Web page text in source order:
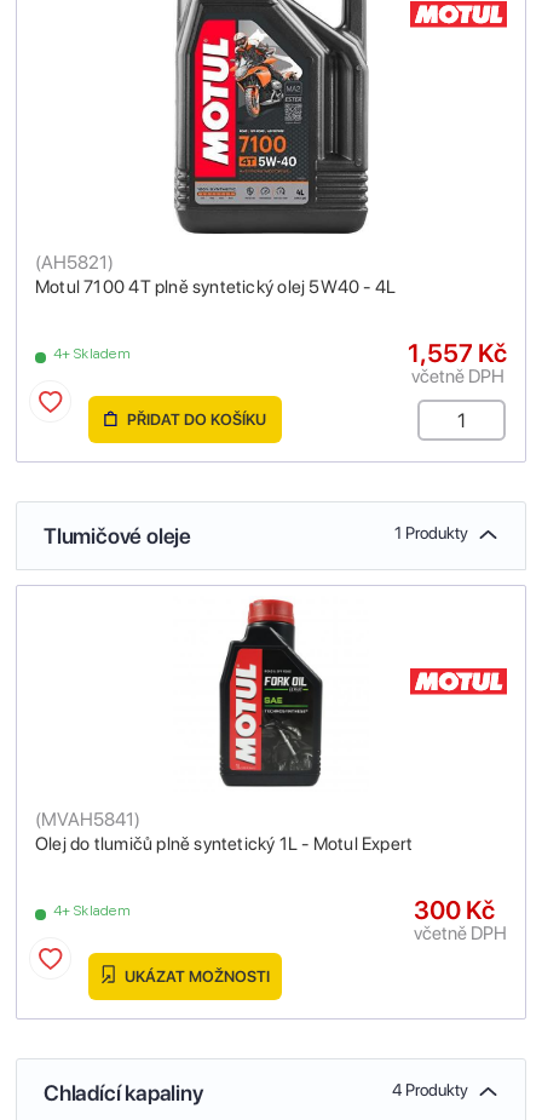
Motul 7100 4T plně syntetický olej 5W40 - 4L
(AH5821)
4+ Skladem 1,557 Kč
včetně DPH
PŘIDAT DO KOŠÍKU
Tlumičové oleje 1 Produkty
Olej do tlumičů plně syntetický 1L - Motul Expert
(MVAH5841)
4+ Skladem 300 Kč
včetně DPH
UKÁZAT MOŽNOSTI
Chladící kapaliny 4 Produkty